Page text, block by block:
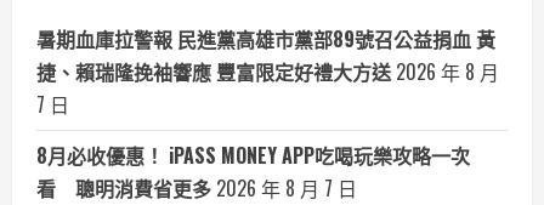
暑期血庫拉警報 民進黨高雄市黨部89號召公益捐血 黃
捷、賴瑞隆挽袖響應 豐富限定好禮大方送 2026 年 8 月
7 日
8月必收優惠！ iPASS MONEY APP吃喝玩樂攻略一次
看 聰明消費省更多 2026 年 8 月 7 日